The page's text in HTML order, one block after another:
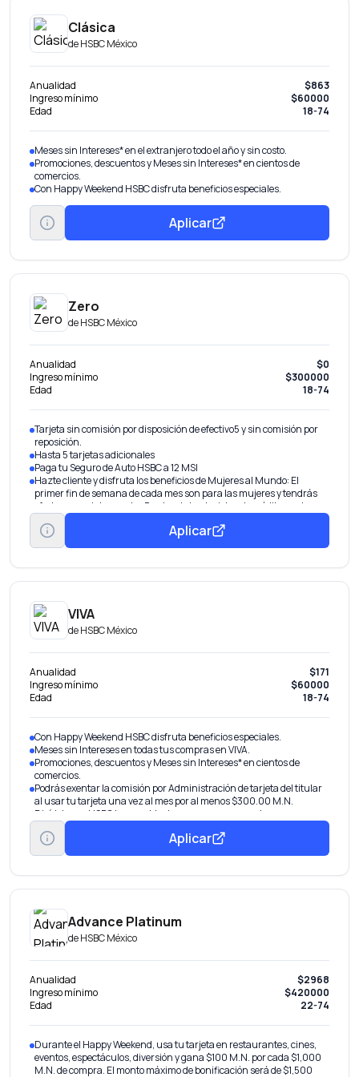
Clásica
deHSBC México
Anualidad
$863
Ingreso mínimo
$60000
Edad
18-74
Meses sin Intereses* en el extranjero todo el año y sin costo.
Promociones, descuentos y Meses sin Intereses* en cientos de
comercios.
Con Happy Weekend HSBC disfruta beneficios especiales.
Aplicar
Zero
deHSBC México
Anualidad
$0
Ingreso mínimo
$300000
Edad
18-74
Tarjeta sin comisión por disposición de efectivo5 y sin comisión por
reposición.
Hasta 5 tarjetas adicionales
Paga tu Seguro de Auto HSBC a 12 MSI
Hazte cliente y disfruta los beneficios de Mujeres al Mundo: El
primer fin de semana de cada mes son para las mujeres y tendrás
ofertas especiales con los Puntos de tus tarjetas de crédito en el
Programa Más HSBC. Además, obtén 45% de descuento en el
diplomado Mujeres al Mundo de la Anáhuac.
Aplicar
VIVA
deHSBC México
Anualidad
$171
Ingreso mínimo
$60000
Edad
18-74
Con Happy Weekend HSBC disfruta beneficios especiales.
Meses sin Intereses en todas tus compras en VIVA.
Promociones, descuentos y Meses sin Intereses* en cientos de
comercios.
Podrás exentar la comisión por Administración de tarjeta del titular
al usar tu tarjeta una vez al mes por al menos $300.00 M.N.
Divídelo con HSBC te respalda de manera permanente para
enfrentar cualquier situación y gastos imprevistos hasta 24 meses
con una tasa de intereses preferencial anual.
Aplicar
Advance Platinum
deHSBC México
Anualidad
$2968
Ingreso mínimo
$420000
Edad
22-74
Durante el Happy Weekend, usa tu tarjeta en restaurantes, cines,
eventos, espectáculos, diversión y gana $100 M.N. por cada $1,000
M.N. de compra. El monto máximo de bonificación será de $1,500